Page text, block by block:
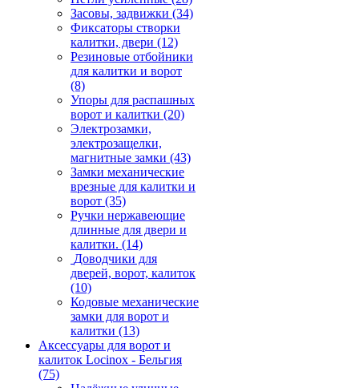
Засовы, задвижки (34)
Фиксаторы створки
калитки, двери (12)
Резиновые отбойники
для калитки и ворот
(8)
Упоры для распашных
ворот и калитки (20)
Электрозамки,
электрозащелки,
магнитные замки (43)
Замки механические
врезные для калитки и
ворот (35)
Ручки нержавеющие
длинные для двери и
калитки. (14)
Доводчики для
дверей, ворот, калиток
(10)
Кодовые механические
замки для ворот и
калитки (13)
Аксессуары для ворот и
калиток Locinox - Бельгия
(75)